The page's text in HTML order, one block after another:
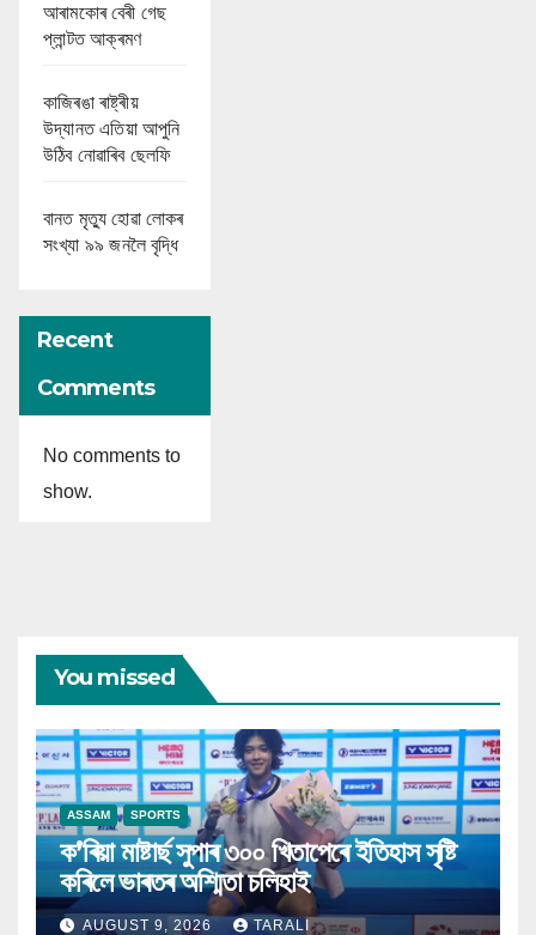
আৰামকোৰ বেৰী গেছ
প্লান্টত আক্ৰমণ
কাজিৰঙা ৰাষ্ট্ৰীয়
উদ্যানত এতিয়া আপুনি
উঠিব নোৱাৰিব ছেলফি
বানত মৃত্যু হোৱা লোকৰ
সংখ্যা ৯৯ জনলৈ বৃদ্ধি
Recent
Comments
No comments to
show.
You missed
ASSAM SPORTS
ক’ৰিয়া মাষ্টাৰ্ছ সুপাৰ ৩০০ খিতাপেৰে ইতিহাস সৃষ্টি
কৰিলে ভাৰতৰ অশ্মিতা চলিহাই
AUGUST 9, 2026 TARALI